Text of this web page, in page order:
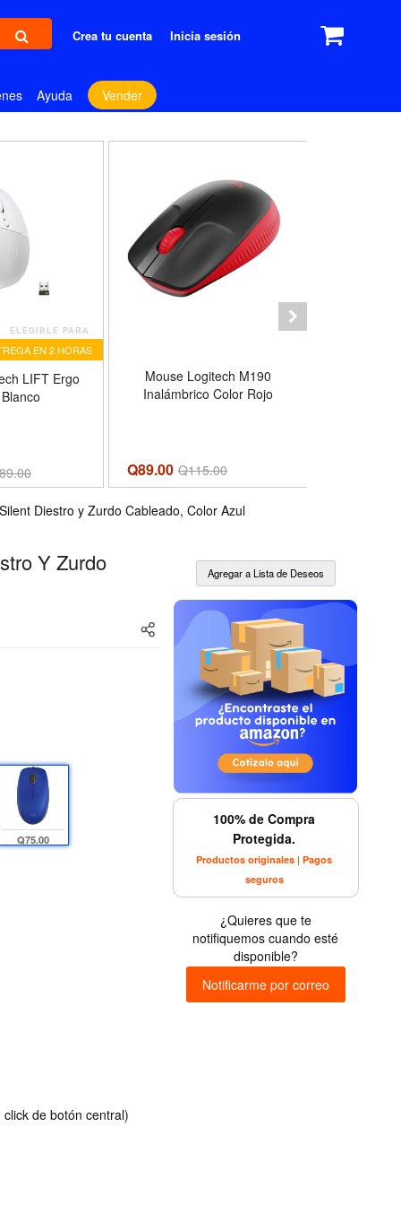
Crea tu cuenta Inicia sesión
Ayuda Vender
ELEGIBLE PARA
EN 2 HORAS
LIFT Ergo
Mouse Logitech M190
Inalámbrico Color Rojo
Q89.00 Q115.00
Diestro y Zurdo Cableado, Color Azul
Y Zurdo
Q75.00
de botón central)
100% de Compra
Protegida.
Productos originales | Pagos
seguros
¿Quieres que te
notifiquemos cuando esté
disponible?
Notificarme por correo